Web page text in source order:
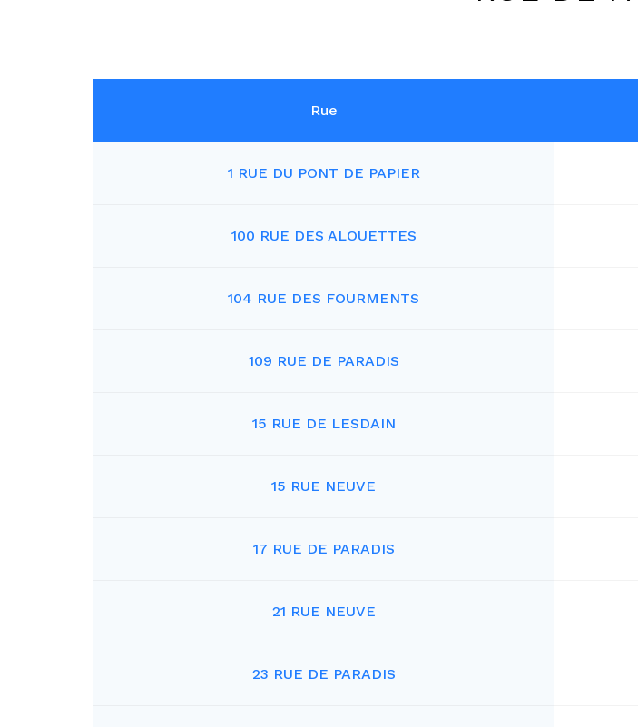
Rue
1 RUE DU PONT DE PAPIER
100 RUE DES ALOUETTES
104 RUE DES FOURMENTS
109 RUE DE PARADIS
15 RUE DE LESDAIN
15 RUE NEUVE
17 RUE DE PARADIS
21 RUE NEUVE
23 RUE DE PARADIS